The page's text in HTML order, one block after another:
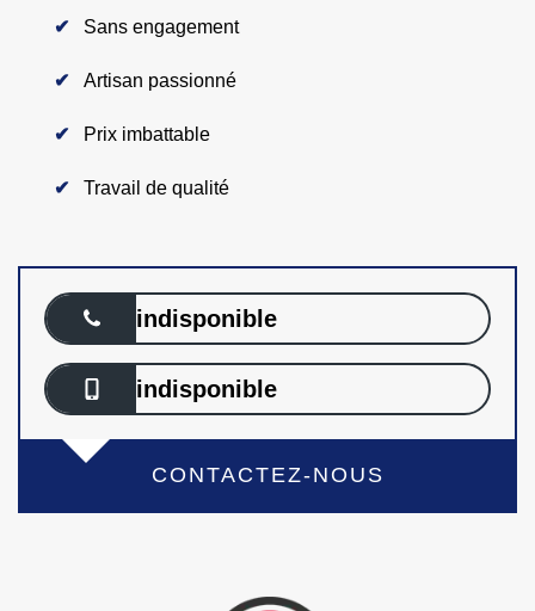
Sans engagement
Artisan passionné
Prix imbattable
Travail de qualité
indisponible
indisponible
CONTACTEZ-NOUS